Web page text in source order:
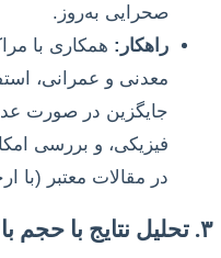
صحرایی به‌روز.
راهکار: همکاری با
معدنی و عمرانی،
جایگزین در صورت
فیزیکی، و بررسی
در مقالات معتبر (با
۳. تحلیل نتایج با حجم بالا